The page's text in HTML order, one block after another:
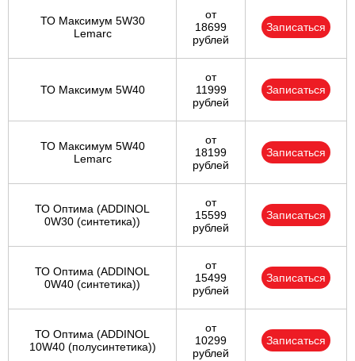
ТО Максимум 5W30
Lemarc
от
18699
рублей
Записаться
ТО Максимум 5W40
от
11999
рублей
Записаться
ТО Максимум 5W40
Lemarc
от
18199
рублей
Записаться
ТО Оптима (ADDINOL
0W30 (синтетика))
от
15599
рублей
Записаться
ТО Оптима (ADDINOL
0W40 (синтетика))
от
15499
рублей
Записаться
ТО Оптима (ADDINOL
10W40 (полусинтетика))
от
10299
рублей
Записаться